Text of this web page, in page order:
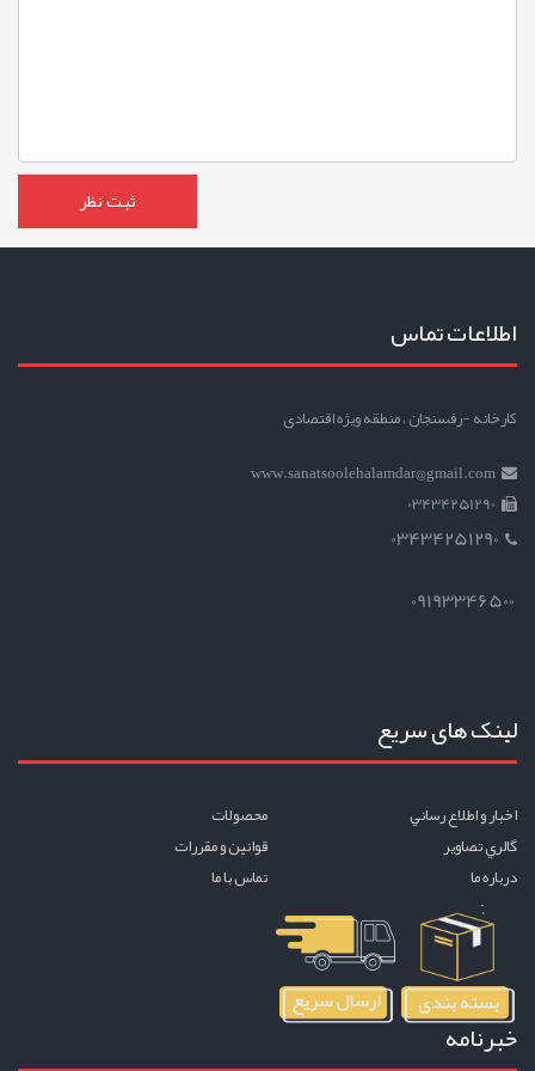
اطلاعات تماس
کارخانه -رفسنجان ، منطقه ویژه اقتصادی
www.sanatsoolehalamdar@gmail.com
03434251290
03434251290
09193346500
لینک های سریع
اخبار و اطلاع رساني
محصولات
گالري تصاوير
قوانين و مقررات
درباره ما
تماس با ما
خبرنامه